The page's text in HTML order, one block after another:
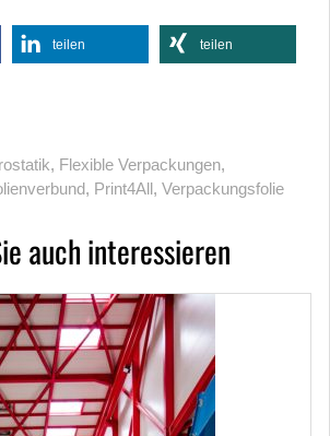
teilen teilen
, Flexible Verpackungen,
, Print4All, Verpackungsfolie
auch interessieren